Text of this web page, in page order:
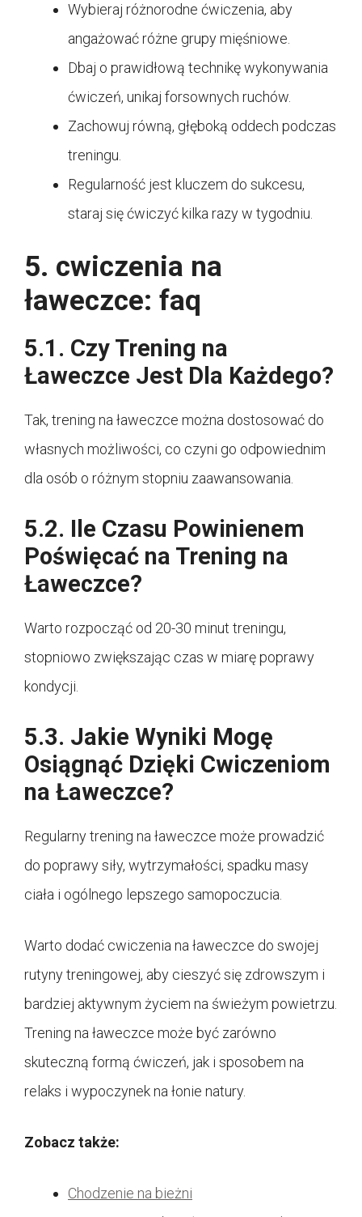
Wybieraj różnorodne ćwiczenia, aby
angażować różne grupy mięśniowe.
Dbaj o prawidłową technikę wykonywania
ćwiczeń, unikaj forsownych ruchów.
Zachowuj równą, głęboką oddech podczas
treningu.
Regularność jest kluczem do sukcesu,
staraj się ćwiczyć kilka razy w tygodniu.
5. cwiczenia na
ławeczce: faq
5.1. Czy Trening na
Ławeczce Jest Dla Każdego?
Tak, trening na ławeczce można dostosować do
własnych możliwości, co czyni go odpowiednim
dla osób o różnym stopniu zaawansowania.
5.2. Ile Czasu Powinienem
Poświęcać na Trening na
Ławeczce?
Warto rozpocząć od 20-30 minut treningu,
stopniowo zwiększając czas w miarę poprawy
kondycji.
5.3. Jakie Wyniki Mogę
Osiągnąć Dzięki Cwiczeniom
na Ławeczce?
Regularny trening na ławeczce może prowadzić
do poprawy siły, wytrzymałości, spadku masy
ciała i ogólnego lepszego samopoczucia.
Warto dodać cwiczenia na ławeczce do swojej
rutyny treningowej, aby cieszyć się zdrowszym i
bardziej aktywnym życiem na świeżym powietrzu.
Trening na ławeczce może być zarówno
skuteczną formą ćwiczeń, jak i sposobem na
relaks i wypoczynek na łonie natury.
Zobacz także:
Chodzenie na bieżni